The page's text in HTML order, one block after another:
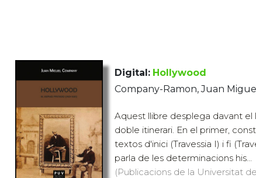
Digital: Hollywood
Company-Ramon, Juan Miguel
Aquest llibre desplega davant el
doble itinerari. En el primer,
textos d'inici (Travessia I) i fi
parla de les determinacions his...
(Publicacions de la Universitat